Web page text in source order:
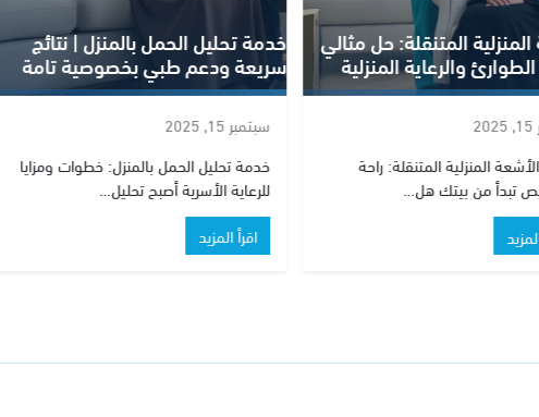
الحمل بالمنزل | نتائج
طبي بخصوصية تامة
الحمل بالمنزل: خطوات ومزايا
الأسرية أصبح تحليل…
التطور التكنولوجي في الرعاية
المنزلية: كيف تغير الأجهزة الذكية
حياة المرضى؟
سبتمبر 21, 2025
تقنيات الرعاية المنزلية في عصر الأجهزة
الذكية: واقع جديد للمرضى…
اقرأ المزيد